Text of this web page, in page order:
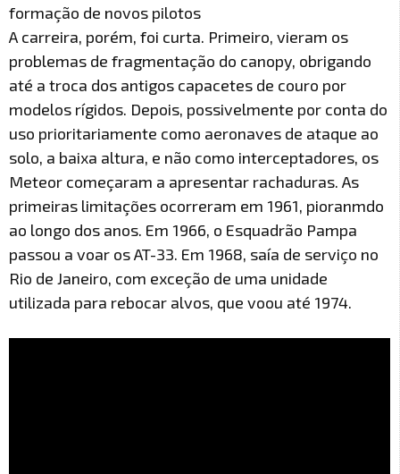
formação de novos pilotos
A carreira, porém, foi curta. Primeiro, vieram os
problemas de fragmentação do canopy, obrigando
até a troca dos antigos capacetes de couro por
modelos rígidos. Depois, possivelmente por conta do
uso prioritariamente como aeronaves de ataque ao
solo, a baixa altura, e não como interceptadores, os
Meteor começaram a apresentar rachaduras. As
primeiras limitações ocorreram em 1961, pioranmdo
ao longo dos anos. Em 1966, o Esquadrão Pampa
passou a voar os AT-33. Em 1968, saía de serviço no
Rio de Janeiro, com exceção de uma unidade
utilizada para rebocar alvos, que voou até 1974.